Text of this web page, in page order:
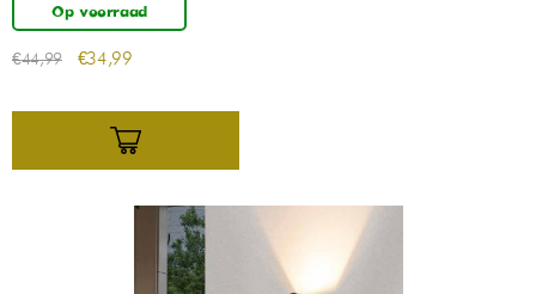
Op voorraad
€44,99 €34,99